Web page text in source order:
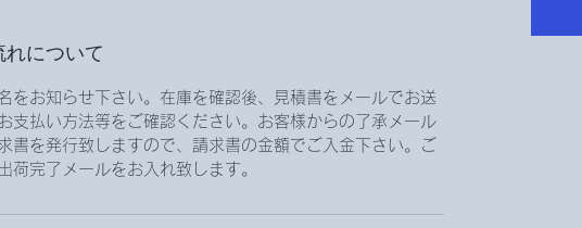
について
をお知らせ下さい。在庫を確認後、見積書をメールでお送
支払い方法等をご確認ください。お客様からの了承メール
書を発行致しますので、請求書の金額でご入金下さい。ご
荷完了メールをお入れ致します。